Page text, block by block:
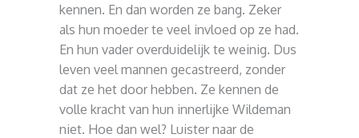
kennen. En dan worden ze bang. Zeker
als hun moeder te veel invloed op ze had.
En hun vader overduidelijk te weinig. Dus
leven veel mannen gecastreerd, zonder
dat ze het door hebben. Ze kennen de
volle kracht van hun innerlijke Wildeman
niet. Hoe dan wel? Luister naar de